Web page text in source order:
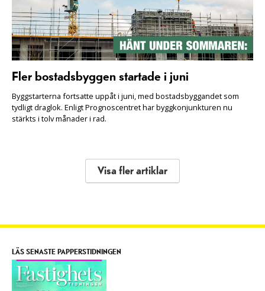
Fler bostadsbyggen startade i juni
Byggstarterna fortsatte uppåt i juni, med bostadsbyggandet som
tydligt draglok. Enligt Prognoscentret har byggkonjunkturen nu
stärkts i tolv månader i rad.
Visa fler artiklar
LÄS SENASTE PAPPERSTIDNINGEN